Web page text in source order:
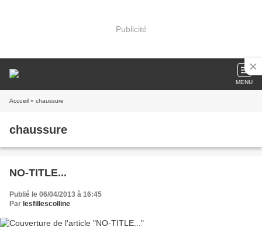
Publicité
MENU
Accueil » chaussure
chaussure
NO-TITLE...
Publié le 06/04/2013 à 16:45
Par lesfillescolline